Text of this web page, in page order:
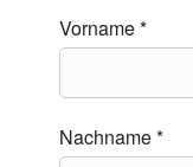
Vorname *
Nachname *